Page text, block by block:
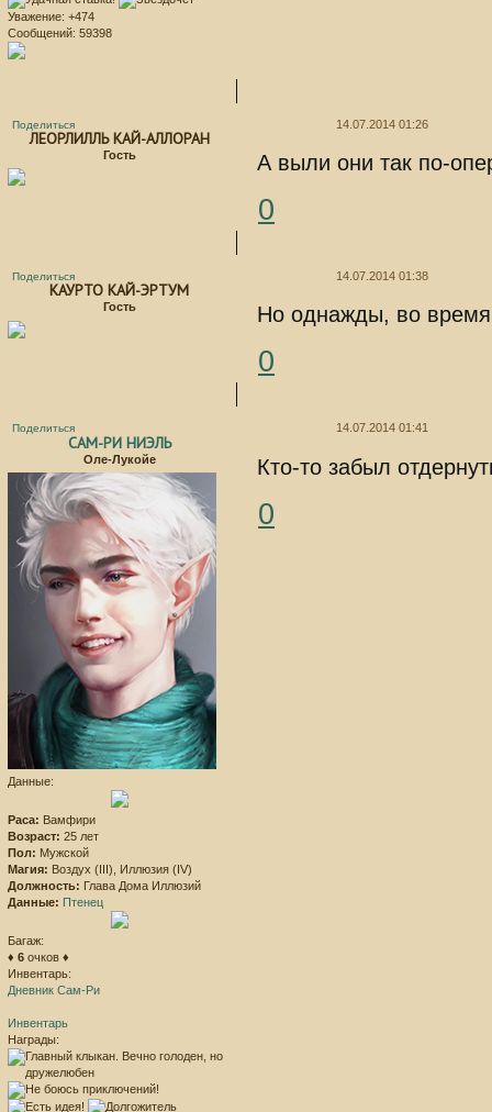
Уважение: +474
Сообщений: 59398
Поделиться 14.07.2014 01:26
ЛЕОРЛИЛЛЬ КАЙ-АЛЛОРАН
Гость А выли они так по-
0
Поделиться 14.07.2014 01:38
КАУРТО КАЙ-ЭРТУМ
Гость Но однажды, во
0
Поделиться 14.07.2014 01:41
САМ-РИ НИЭЛЬ
Оле-Лукойе
Данные:
Раса: Вамфири
Возраст: 25 лет
Пол: Мужской
Магия: Воздух (III), Иллюзия (IV)
Должность: Глава Дома Иллюзий
Данные: Птенец
Багаж:
♦ 6 очков ♦
Инвентарь:
Дневник Сам-Ри
Инвентарь
Награды:
Кто-то забыл
0